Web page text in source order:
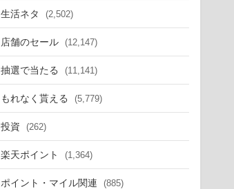
生活ネタ (2,502)
店舗のセール (12,147)
抽選で当たる (11,141)
もれなく貰える (5,779)
投資 (262)
楽天ポイント (1,364)
ポイント・マイル関連 (885)